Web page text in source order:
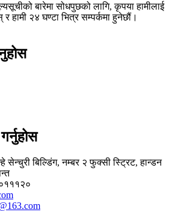
बारेमा सोधपुछको लागि, कृपया हामीलाई
हामी २४ घण्टा भित्र सम्पर्कमा हुनेछौं।
सेन्चुरी बिल्डिंग, नम्बर २ फुक्सी स्ट्रिट, हान्डन